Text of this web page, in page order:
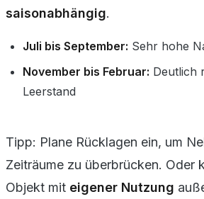
saisonabhängig.
Juli bis September: Sehr hohe
November bis Februar: Deutlich
Leerstand
Tipp: Plane Rücklagen ein, um
Zeiträume zu überbrücken. Oder
Objekt mit eigener Nutzung